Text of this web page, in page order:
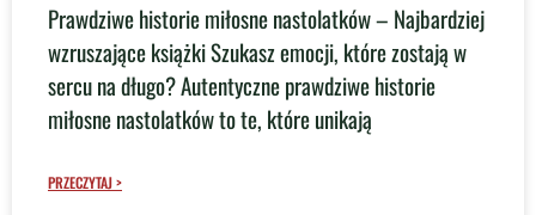
Prawdziwe historie miłosne nastolatków – Najbardziej
wzruszające książki Szukasz emocji, które zostają w
sercu na długo? Autentyczne prawdziwe historie
miłosne nastolatków to te, które unikają
PRZECZYTAJ >